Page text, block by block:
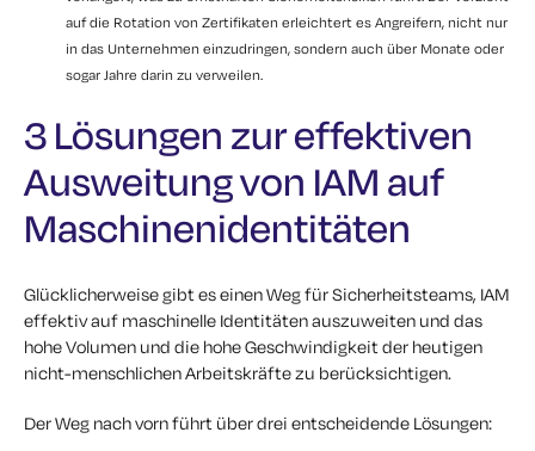
auf die Rotation von Zertifikaten erleichtert es Angreifern, nicht nur
in das Unternehmen einzudringen, sondern auch über Monate oder
sogar Jahre darin zu verweilen.
3 Lösungen zur effektiven
Ausweitung von IAM auf
Maschinenidentitäten
Glücklicherweise gibt es einen Weg für Sicherheitsteams, IAM
effektiv auf maschinelle Identitäten auszuweiten und das
hohe Volumen und die hohe Geschwindigkeit der heutigen
nicht-menschlichen Arbeitskräfte zu berücksichtigen.
Der Weg nach vorn führt über drei entscheidende Lösungen: